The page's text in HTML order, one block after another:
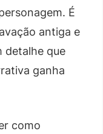
É
antiga e
detalhe que
ganha
como